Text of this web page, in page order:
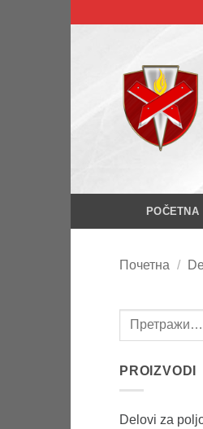
POČETNA
Почетна /
Претрага
PROIZVODI
Delovi za